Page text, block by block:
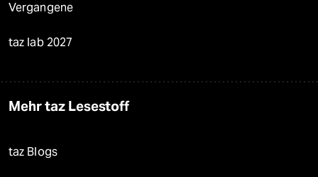
Vergangene
taz lab 2027
Mehr taz Lesestoff
taz Blogs